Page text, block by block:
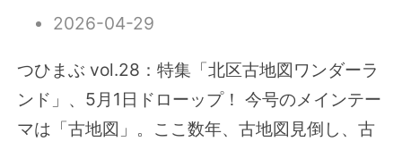
2026-04-29
つひまぶ vol.28：特集「北区古地図ワンダーラ
ンド」、5月1日ドローップ！ 今号のメインテー
マは「古地図」。ここ数年、古地図見倒し、古